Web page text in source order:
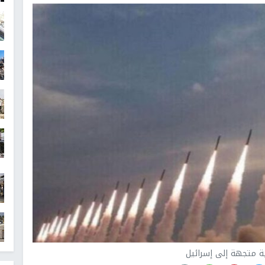
متجهة إلى إسرائيل